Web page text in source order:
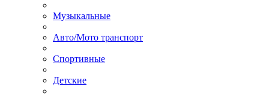
Музыкальные
Авто/Мото транспорт
Спортивные
Детские